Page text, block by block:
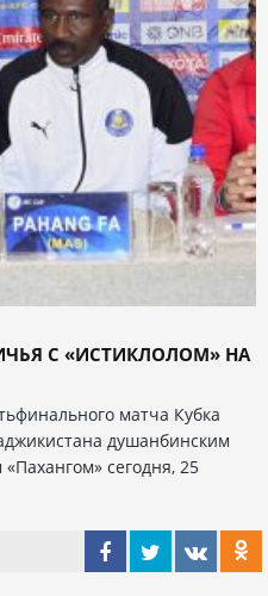
С «ИСТИКЛОЛОМ» НА
матча Кубка
душанбинским
сегодня, 25